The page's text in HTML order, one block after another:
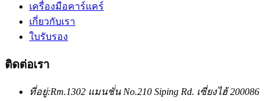
เครื่องมือคาร์แคร์
เกี่ยวกับเรา
ใบรับรอง
ติดต่อเรา
ที่อยู่:Rm.1302 แมนชั่น No.210 Siping Rd. เซี่ยงไฮ้ 200086